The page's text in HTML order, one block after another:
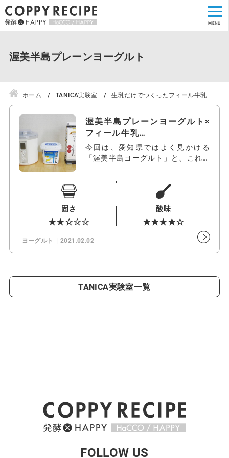
渥美半島プレーンヨーグルト
ホーム TANICA実験室 生乳だけでつくったフィール牛乳
渥美半島プレーンヨーグルト×
フィール牛乳…
今回は、愛知県ではよく見かける
「渥美半島ヨーグルト」と、これま
固さ
★★☆☆☆
酸味
★★★★☆
ヨーグルト 2021.02.02
TANICA実験室一覧
FOLLOW US